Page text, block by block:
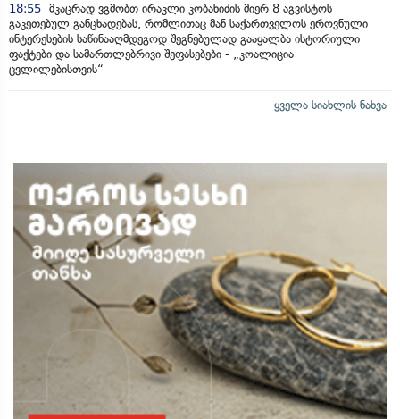
18:55 მკაცრად ვგმობთ ირაკლი კობახიძის მიერ 8 აგვისტოს
გაკეთებულ განცხადებას, რომლითაც მან საქართველოს ეროვნული
ინტერესების საწინააღმდეგოდ შეგნებულად გააყალბა ისტორიული
ფაქტები და სამართლებრივი შეფასებები - „კოალიცია
ცვლილებისთვის“
ყველა სიახლის ნახვა